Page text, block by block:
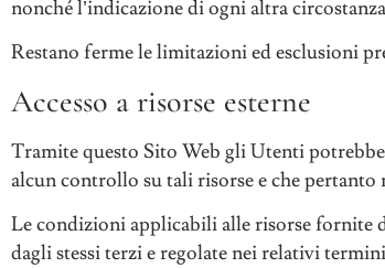
nonché l’indicazione di ogni altra
Restano ferme le limitazioni ed esclusioni
Accesso a risorse esterne
Tramite questo Sito Web gli Utenti
alcun controllo su tali risorse e che
Le condizioni applicabili alle risorse fornite
dagli stessi terzi e regolate nei relativi